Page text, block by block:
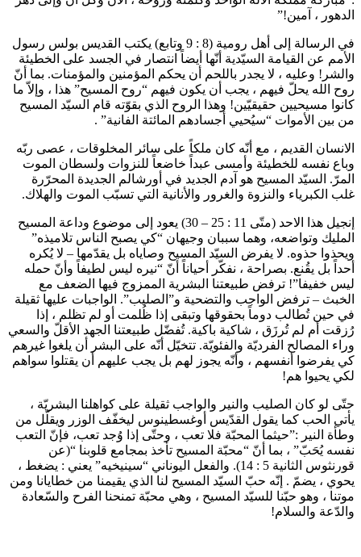
الدهور ، آمين!”
في الرسالة إلى أهل رومية (8 : 9 وتابع) يكتب القديس بولس رسول
الأمم عن القيامة السيّدية أنّها أيضاً انتصار في الجسد على الخطيئة
والشر! وعليه ، لا يجدر باللحم أن يحكم المؤمنين والمؤمنات. بما أنّ
روح الله يحلّ فيهم ، يجب أن يكون فيهم “روح المسيح” هذا ، وإلاّ ما
كانوا مسيحيين حقيقيّين! وهذا الروح الذي بقوّته قام السيّد المسيح
من بين الأموات “سيُحيي أجسادهم المائتة الفانية” .
الانسان القديم ، مع أنّه كان ملكاً على سائر المخلوقات ، عصى ربّه
وباع نفسه للخطيئة وأمسى عبداً خاضعاً للنزوات ولسطان الموت
المرّ. السيّد المسيح هو آدم الجديد في أورشالم الجديدة المحرّرة
غلب الكبرياء والنزوة والغرور والأنانية التي تسبّب الموت والهلاك.
إنجيل هذا الاحد (متّى 11 : 25 – 30) يعود إلى موضوع وداعة المسيح
المليك وتواضعه، وهما سببان وجيهان “كي يصبح الناس تلاميذه”
ويحذوا حذوه. لا يفرض السيّد المسيح وصاياه بل يقدّمها – لا يُكره
أحداً بل يقُنع. بصراحة ، نفكّر أحياناً أنّ “نيره ليس لطيفاً وأنّ حمله
ليس خفيفا”! ترفض طبيعتنا البشرية الممزوج فيها الضعف مع
الخبث – ترفض الواجب والتضحية و”الصليب”. الواجبات عليها ثقيلة
في حين تُطالب دوماً بحقوقها وتبقى إذا ظُلمت أو لم تظلم ، إذا
رُزقت أم لم تُرزَق ، شاكية باكية. تُفضّل طبيعتنا الجهد الأقلّ والسعي
وراء المصالح الفرديّة والفئويّة. تتخيّل أنّه على البشر أن يلغوا غيرهم
كي يفرضوا أنفسهم ، وأنّه يجوز لهم بل يجب عليهم أن يقتلوا سواهم
لكي يحيوا هم!
حتّى لو كان الصليب والنير والواجب ثقيلة على كواهلنا البشريّة ،
يأتي الحب كما يقول القدّيس أوغسطينوس ليخفّف الوزر ويقلّل من
وطأة النير :”حيثما المحبّة فلا تعب ، وحتّى إذا وُجد تعب، فإنّ التعب
نفسه يُحَبّ” ، بما أنّ “محبّة المسيح تأخذ بمجامع قلوبنا “(عن
قورنثوس الثانية 5 : 14). والفعل اليوناني “سينيخيه” يعني : يضغط ،
يحوي ، يضمّ . إنّه حبّ السيّد المسيح لنا الذي يقيمنا من خطايانا ومن
موتنا ، وهو حبّنا للسيّد المسيح ، وهي محبّة تمنحنا الفرح والسّعادة
والدّعة والسلام!